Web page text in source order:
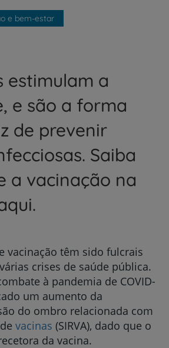
e bem-estar
estimulam a
e são a forma
de prevenir
Saiba
a vacinação na
vacinação têm sido fulcrais
crises de saúde pública.
à pandemia de COVID-
um aumento da
do ombro relacionada com
vacinas (SIRVA), dado que o
da vacina.